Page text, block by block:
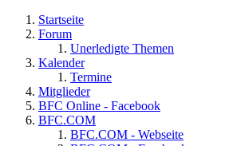
Startseite
Forum
Unerledigte Themen
Kalender
Termine
Mitglieder
BFC Online - Facebook
BFC.COM
BFC.COM - Webseite